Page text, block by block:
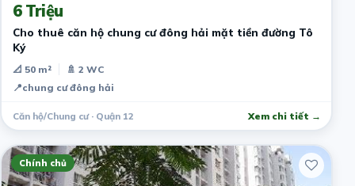
6 Triệu
Cho thuê căn hộ chung cư đông hải mặt tiền đường Tô
Ký
📐 50 m²
🚿 2 WC
📍chung cư đông hải
Căn hộ/Chung cư · Quận 12 Xem chi tiết →
Chính chủ